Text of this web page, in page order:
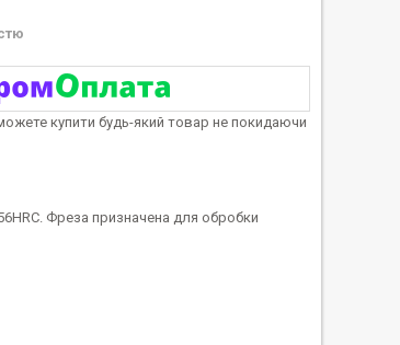
купити будь-який товар не покидаючи
Фреза призначена для обробки